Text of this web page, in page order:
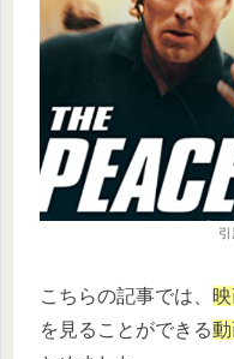
こちらの記事では、
を見ることができる